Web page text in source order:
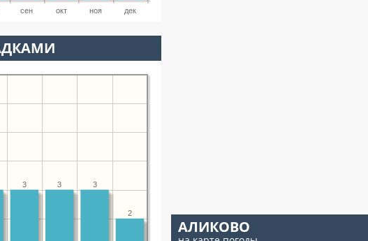
сен окт ноя дек
2
3
3
3
АЛИКОВО